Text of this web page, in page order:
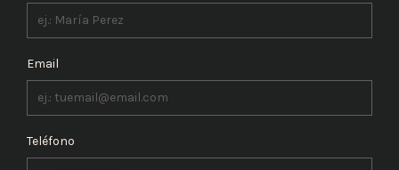
Email
Teléfono